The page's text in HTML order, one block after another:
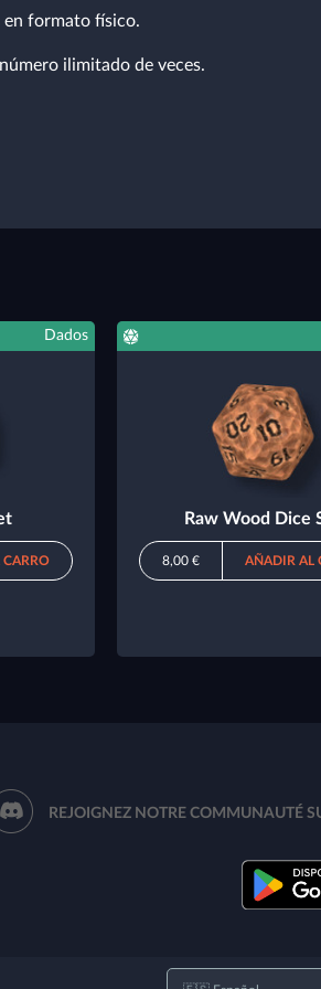
en formato físico.
ilimitado de veces.
Dados
Raw Wood Dice
8,00 € AÑADIR AL
REJOIGNEZ NOTRE COMMUNAUTÉ